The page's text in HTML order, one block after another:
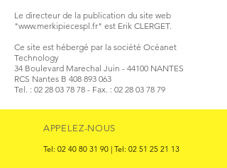
Le directeur de la publication du site web
"www.merkipiecespl.fr" est Erik CLERGET.
Ce site est hébergé par la société Océanet
Technology
34 Boulevard Marechal Juin - 44100 NANTES
RCS Nantes B 408 893 063
Tel. : 02 28 03 78 78 - Fax. : 02 28 03 78 79
APPELEZ-NOUS
Tel: 02 40 80 31 90 | Tel: 02 51 25 21 13